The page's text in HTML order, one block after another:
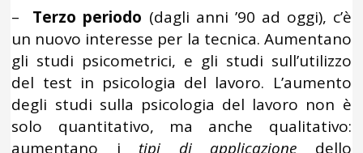
– Terzo periodo (dagli anni ’90 ad oggi), c’è
un nuovo interesse per la tecnica. Aumentano
gli studi psicometrici, e gli studi sull’utilizzo
del test in psicologia del lavoro. L’aumento
degli studi sulla psicologia del lavoro non è
solo quantitativo, ma anche qualitativo:
aumentano i tipi di applicazione dello